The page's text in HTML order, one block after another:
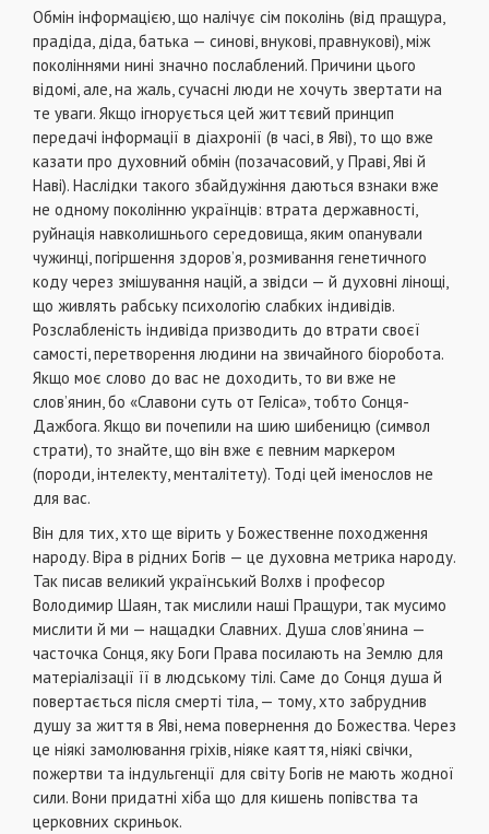
Обмін інформацією, що налічує сім поколінь (від пращура,
прадіда, діда, батька — синові, внукові, правнукові), між
поколіннями нині значно послаблений. Причини цього
відомі, але, на жаль, сучасні люди не хочуть звертати на
те уваги. Якщо ігнорується цей життєвий принцип
передачі інформації в діахронії (в часі, в Яві), то що вже
казати про духовний обмін (позачасовий, у Праві, Яві й
Наві). Наслідки такого збайдужіння даються взнаки вже
не одному поколінню українців: втрата державності,
руйнація навколишнього середовища, яким опанували
чужинці, погіршення здоров’я, розмивання генетичного
коду через змішування націй, а звідси — й духовні лінощі,
що живлять рабську психологію слабких індивідів.
Розслабленість індивіда призводить до втрати своєї
самості, перетворення людини на звичайного біоробота.
Якщо моє слово до вас не доходить, то ви вже не
слов’янин, бо «Славони суть от Геліса», тобто Сонця-
Дажбога. Якщо ви почепили на шию шибеницю (символ
страти), то знайте, що він вже є певним маркером
(породи, інтелекту, менталітету). Тоді цей іменослов не
для вас.
Він для тих, хто ще вірить у Божественне походження
народу. Віра в рідних Богів — це духовна метрика народу.
Так писав великий український Волхв і професор
Володимир Шаян, так мислили наші Пращури, так мусимо
мислити й ми — нащадки Славних. Душа слов’янина —
часточка Сонця, яку Боги Права посилають на Землю для
матеріалізації її в людському тілі. Саме до Сонця душа й
повертається після смерті тіла, — тому, хто забруднив
душу за життя в Яві, нема повернення до Божества. Через
це ніякі замолювання гріхів, ніяке каяття, ніякі свічки,
пожертви та індульгенції для світу Богів не мають жодної
сили. Вони придатні хіба що для кишень попівства та
церковних скриньок.